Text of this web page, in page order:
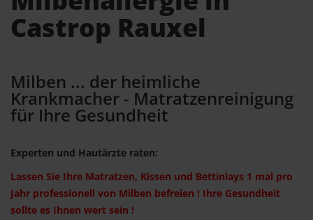
Castrop Rauxel
Milben ... der heimliche
Krankmacher - Matratzenreinigung
für Ihre Gesundheit
Experten und Hautärzte raten:
Lassen Sie Ihre Matratzen, Kissen und Bettinlays 1 mal pro
Jahr professionell von Milben befreien ! Ihre Gesundheit
sollte es Ihnen wert sein !